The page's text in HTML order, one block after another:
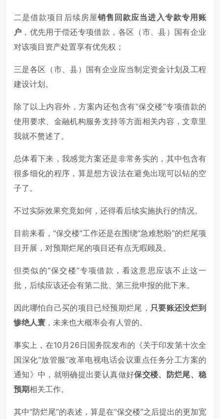
二是借款项目后续房屋销售回款应当进入专款专用账
户 ，优先用于偿还专项借款，各区（市、县）国有企业
对该项目资产处置享有优先权；
三是各区（市、县）国有企业应当制定资金计划及工程
建设计划。
除了以上内容外，方案内还包含有“保交楼”专项借款的
使用要求、金融机构服务支持等方面相关内容，文章里
我就不赘述了。
总体看下来，我感觉方案还是非常务实的，其中包含有
很多细化的程序，算是想方设法在避免出现可以钻的空
子了。
不过实际效果究竟如何，还得看后续实施执行的情况。
目前来看，“保交楼”工作还是在围绕“急难愁盼”的烂尾项
目开展，对预期烂尾的项目还有点无暇顾及。
但类似的“保交楼”专项借款，看这意思应该不止这一
批，后续应该还会有第二批、第三批申报的批下来。
因此哪怕自己买的项目已经预期烂尾， 只要账还没烂到
惨绝人寰 ，未来也大概率会有人管的。
事实上，在10月26日国务院发布的《关于印发第十次全
国深化“放管服”改革电视电话会议重点任务分工方案的
通知》中，就明确提出要认真做好保交楼、防烂尾、稳
预期相关工作。
其中“防烂尾”的表述，算是在“保交楼”之后提出的更加宽